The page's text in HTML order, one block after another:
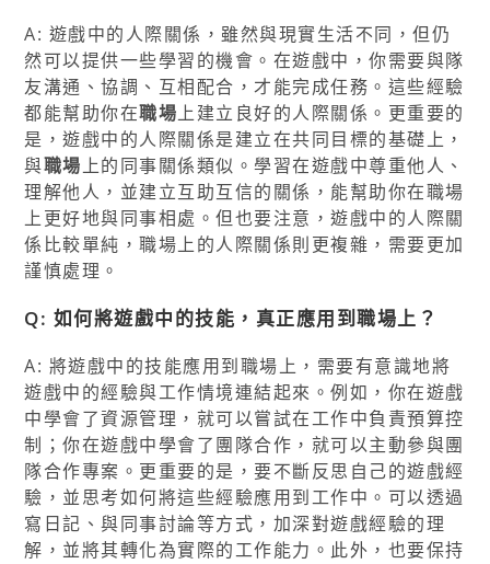
A: 遊戲中的人際關係，雖然與現實生活不同，但仍
然可以提供一些學習的機會。在遊戲中，你需要與隊
友溝通、協調、互相配合，才能完成任務。這些經驗
都能幫助你在職場上建立良好的人際關係。更重要的
是，遊戲中的人際關係是建立在共同目標的基礎上，
與職場上的同事關係類似。學習在遊戲中尊重他人、
理解他人，並建立互助互信的關係，能幫助你在職場
上更好地與同事相處。但也要注意，遊戲中的人際關
係比較單純，職場上的人際關係則更複雜，需要更加
謹慎處理。
Q: 如何將遊戲中的技能，真正應用到職場上？
A: 將遊戲中的技能應用到職場上，需要有意識地將
遊戲中的經驗與工作情境連結起來。例如，你在遊戲
中學會了資源管理，就可以嘗試在工作中負責預算控
制；你在遊戲中學會了團隊合作，就可以主動參與團
隊合作專案。更重要的是，要不斷反思自己的遊戲經
驗，並思考如何將這些經驗應用到工作中。可以透過
寫日記、與同事討論等方式，加深對遊戲經驗的理
解，並將其轉化為實際的工作能力。此外，也要保持